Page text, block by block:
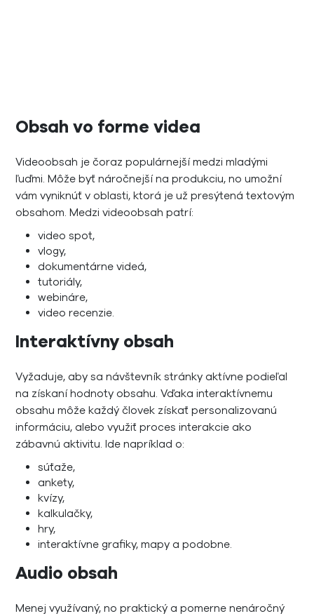
Obsah vo forme videa
Videoobsah je čoraz populárnejší medzi mladými
ľuďmi. Môže byť náročnejší na produkciu, no umožní
vám vyniknúť v oblasti, ktorá je už presýtená textovým
obsahom. Medzi videoobsah patrí:
video spot,
vlogy,
dokumentárne videá,
tutoriály,
webináre,
video recenzie.
Interaktívny obsah
Vyžaduje, aby sa návštevník stránky aktívne podieľal
na získaní hodnoty obsahu. Vďaka interaktívnemu
obsahu môže každý človek získať personalizovanú
informáciu, alebo využiť proces interakcie ako
zábavnú aktivitu. Ide napríklad o:
súťaže,
ankety,
kvízy,
kalkulačky,
hry,
interaktívne grafiky, mapy a podobne.
Audio obsah
Menej využívaný, no praktický a pomerne nenáročný